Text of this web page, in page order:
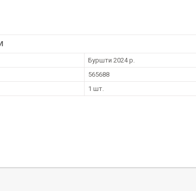
Буршти 2024 р.
565688
1 шт.